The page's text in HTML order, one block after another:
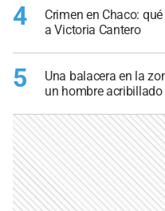
4
Crimen en Chaco:
a Victoria Cantero
5
Una balacera en la
un hombre acribillado